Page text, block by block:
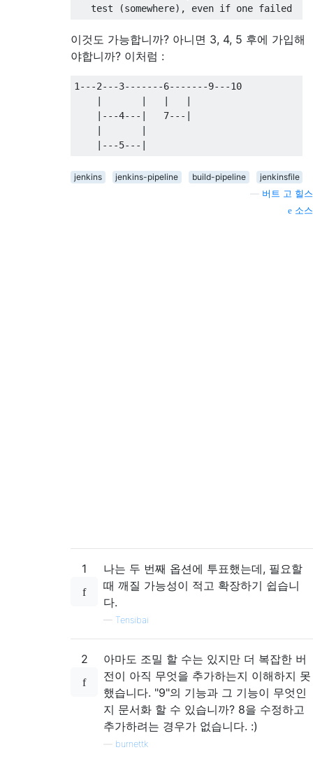
이것도 가능합니까? 아니면 3, 4, 5 후에 가입해
야합니까? 이처럼 :
1---2---3-------6-------9---10
    |       |   |   |
    |---4---|   7---|
    |       |
jenkins jenkins-pipeline build-pipeline
jenkinsfile
버트 고 힐스
소스
1
나는 두 번째 옵션에 투표했는데, 필요할
때 깨질 가능성이 적고 확장하기 쉽습니
다.
— Tensibai
2
아마도 조밀 할 수는 있지만 더 복잡한 버
전이 아직 무엇을 추가하는지 이해하지 못
했습니다. "9"의 기능과 그 기능이 무엇인
지 문서화 할 수 있습니까? 8을 수정하고
추가하려는 경우가 없습니다. :)
burnettk